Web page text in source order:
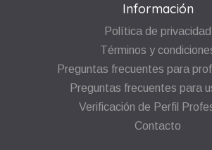
Información
Política de privacidad
Términos y
Preguntas frecuentes para
Preguntas frecuentes para
Verificación de Perfil
Contacto